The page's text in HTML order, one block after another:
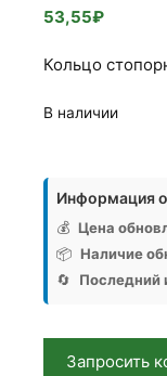
53,55₽
Кольцо
В наличии
товара
Кольцо
стопорное
А62,
Аналог,
РБ
Информация
💰 Цена
📦 Наличие
🔄
Последний
Запросить